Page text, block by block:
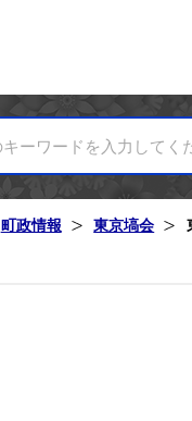
町政情報 東京塙会